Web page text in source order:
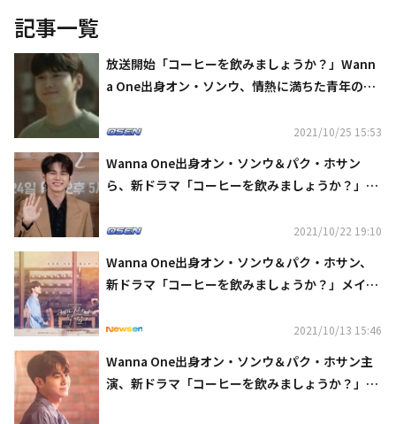
記事一覧
放送開始「コーヒーを飲みましょうか？」Wann
a One出身オン・ソンウ、情熱に満ちた青年の姿
2021/10/25 15:53
Wanna One出身オン・ソンウ＆パク・ホサン
ら、新ドラマ「コーヒーを飲みましょうか？」で
2021/10/22 19:10
Wanna One出身オン・ソンウ＆パク・ホサン、
新ドラマ「コーヒーを飲みましょうか？」メイン
2021/10/13 15:46
Wanna One出身オン・ソンウ＆パク・ホサン主
演、新ドラマ「コーヒーを飲みましょうか？」キ